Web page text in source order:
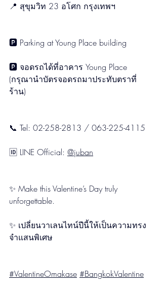
📍 สุขุมวิท 23 อโศก กรุงเทพฯ
🅿️ Parking at Young Place building
🅿️ จอดรถได้ที่อาคาร Young Place
(กรุณานำบัตรจอดรถมาประทับตราที่
ร้าน)
📞 Tel: 02-258-2813 / 063-225-4115
🆔 LINE Official: @juban
✨ Make this Valentine’s Day truly
unforgettable.
✨ เปลี่ยนวาเลนไทน์ปีนี้ให้เป็นความทรง
จำแสนพิเศษ
#ValentineOmakase #BangkokValentine